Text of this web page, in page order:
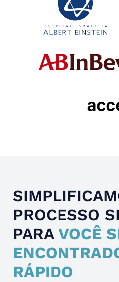
PROCESSO
PARA VOCÊ
RÁPIDO